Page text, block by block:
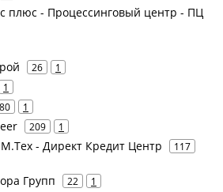
плюс - Процессинговый центр - ПЦ
26 1
1
80 1
209 1
- Директ Кредит Центр
117
Групп 22 1